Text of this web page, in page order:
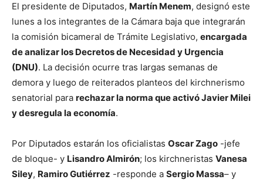
El presidente de Diputados, Martín Menem, designó este
lunes a los integrantes de la Cámara baja que integrarán
la comisión bicameral de Trámite Legislativo, encargada
de analizar los Decretos de Necesidad y Urgencia
(DNU). La decisión ocurre tras largas semanas de
demora y luego de reiterados planteos del kirchnerismo
senatorial para rechazar la norma que activó Javier Milei
y desregula la economía.
Por Diputados estarán los oficialistas Oscar Zago -jefe
de bloque- y Lisandro Almirón; los kirchneristas Vanesa
Siley, Ramiro Gutiérrez -responde a Sergio Massa– y